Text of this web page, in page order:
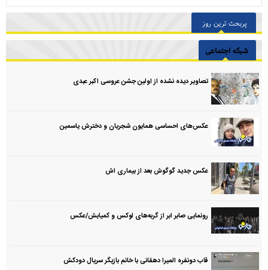
پربحث ترین روز
شبکه اجتماعی
تصاویر دیده نشده از اولین جشن عروسی اکبر عبدی
عکس‌های احساسی همایون شجریان و دخترش یاسمین
عکس جدید گوگوش بعد از بیماری اش
رونمایی صابر ابر از گربه‌های لوکس و کمیابش/عکس
قاب دونفره المیرا دهقانی با خانم بازیگر سریال دودکش